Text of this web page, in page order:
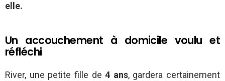
elle.
Un accouchement à domicile voulu et
réfléchi
River, une petite fille de4 ans, gardera certainement